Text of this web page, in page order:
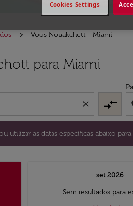
Voos Nouakchott - Miami
para Miami
close compare_arrows
utilizar as datas específicas abaixo
ou utilizar as datas
set 2026
Sem resultados para
Cookies Settings